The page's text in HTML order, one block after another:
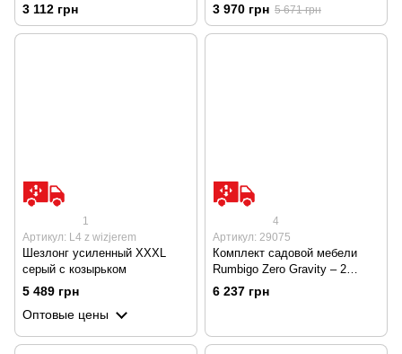
регулируемой спинкой, темно-
3 112 грн 3 970 грн 5 671 грн
1
Артикул: L4 z wizjerem
Шезлонг усиленный XXXL
серый с козырьком
5 489 грн
Оптовые цены
4
Артикул: 29075
Комплект садовой мебели
Rumbigo Zero Gravity – 2
шезлонга и столик для
отдыха, нагрузка до 120 кг
6 237 грн